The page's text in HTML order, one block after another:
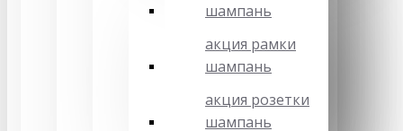
шампань
акция рамки
шампань
акция розетки
шампань